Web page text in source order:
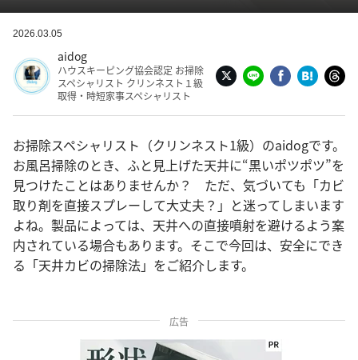
2026.03.05
aidog
ハウスキーピング協会認定 お掃除
スペシャリスト クリンネスト１級
取得・時短家事スペシャリスト
お掃除スペシャリスト（クリンネスト1級）のaidogです。
お風呂掃除のとき、ふと見上げた天井に“黒いポツポツ”を
見つけたことはありませんか？ ただ、気づいても「カビ
取り剤を直接スプレーして大丈夫？」と迷ってしまいます
よね。製品によっては、天井への直接噴射を避けるよう案
内されている場合もあります。そこで今回は、安全にでき
る「天井カビの掃除法」をご紹介します。
広告